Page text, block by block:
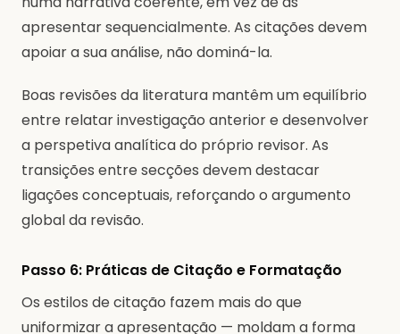
apresentar sequencialmente. As citações devem
apoiar a sua análise, não dominá-la.
Boas revisões da literatura mantêm um equilíbrio
entre relatar investigação anterior e desenvolver
a perspetiva analítica do próprio revisor. As
transições entre secções devem destacar
ligações conceptuais, reforçando o argumento
global da revisão.
Passo 6: Práticas de Citação e Formatação
Os estilos de citação fazem mais do que
uniformizar a apresentação — moldam a forma